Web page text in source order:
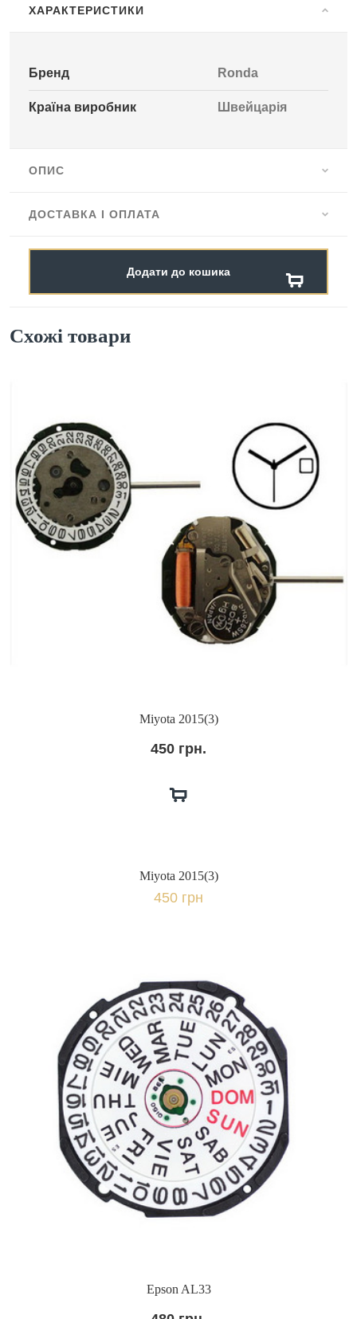
ХАРАКТЕРИСТИКИ
Бренд Ronda
Країна виробник Швейцарія
ОПИС
ДОСТАВКА І ОПЛАТА
Додати до кошика
Схожі товари
Miyota 2015(3)
450 грн.
Miyota 2015(3)
450 грн
Epson AL33